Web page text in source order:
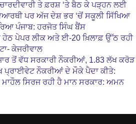
ਚਾਰਦੀਵਾਰੀ ਤੇ ਫ਼ਰਸ਼ ‘ਤੇ ਬੈਠ ਕੇ ਪੜ੍ਹਨ ਲਈ
ਪਰ ਅੱਜ ਦੇਸ਼ ਭਰ ‘ਚੋਂ ਸਕੂਲੀ ਸਿੱਖਿਆ
ਪੰਜਾਬ: ਹਰਜੋਤ ਸਿੰਘ ਬੈਂਸ
ਹੇਠ ਪੇਪਰ ਲੀਕ ਅਤੇ ਈ-20 ਖ਼ਿਲਾਫ਼ ਉੱਠ ਰਹੀ
ਕੇਜਰੀਵਾਲ
ਤੋਂ ਵੱਧ ਸਰਕਾਰੀ ਨੌਕਰੀਆਂ, 1.83 ਲੱਖ ਕਰੋੜ
ਪ੍ਰਾਈਵੇਟ ਨੌਕਰੀਆਂ ਦੇ ਮੌਕੇ ਪੈਦਾ ਕੀਤੇ:
ਸਿਰਜ ਰਹੀ ਹੈ ਮਾਨ ਸਰਕਾਰ: ਅਮਨ